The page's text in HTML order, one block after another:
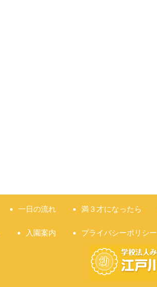
一日の流れ 満３才になったら
入園案内 プライバシーポリシー